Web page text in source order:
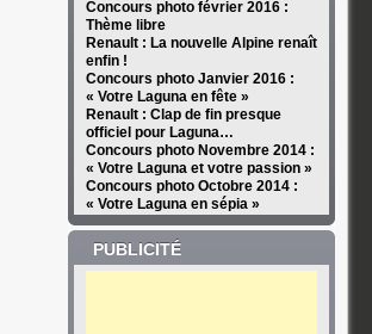
Concours photo février 2016 :
Thème libre
Renault : La nouvelle Alpine renaît
enfin !
Concours photo Janvier 2016 :
« Votre Laguna en fête »
Renault : Clap de fin presque
officiel pour Laguna…
Concours photo Novembre 2014 :
« Votre Laguna et votre passion »
Concours photo Octobre 2014 :
« Votre Laguna en sépia »
PUBLICITÉ